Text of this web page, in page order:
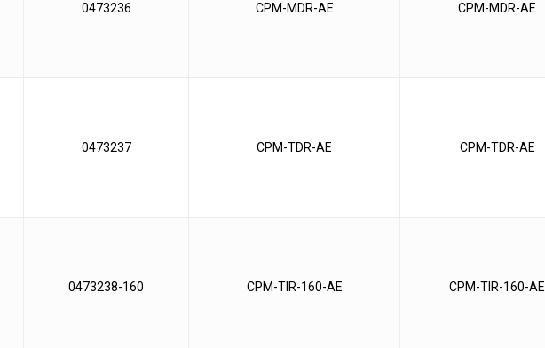
0473236 CPM-MDR-AE CPM-MDR-AE
0473237 CPM-TDR-AE CPM-TDR-AE
0473238-160 CPM-TIR-160-AE CPM-TIR-160-AE